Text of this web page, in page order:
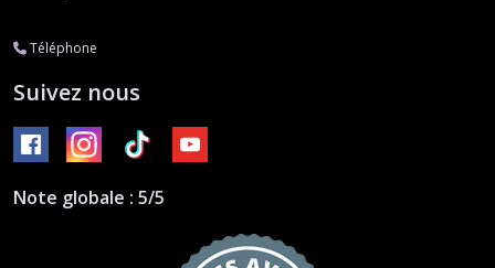
Téléphone
Suivez nous
Note globale : 5/5